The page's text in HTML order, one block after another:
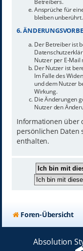
Betreibers.
Ansprüche für
bleiben unberührt.
6.
Der Betreiber ist
Nutzer per E-Mail
Der Nutzer ist
Im Falle des
und dem Nutzer
Wirkung.
Die Änderungen
Nutzer den
Informationen über
persönlichen Daten
enthalten.
Foren-Übersicht
Absolution